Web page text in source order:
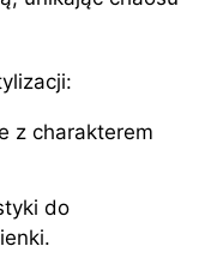
z charakterem
do